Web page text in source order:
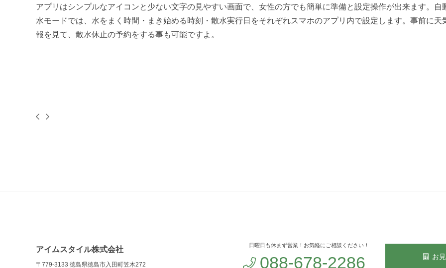
アプリはシンプルなアイコンと少ない文字の見やすい画面で、女性の方でも簡単に準備と設定操作が出来ます。自
水モードでは、水をまく時間・まき始める時刻・散水実行日をそれぞれスマホのアプリ内で設定します。事前に天
報を見て、散水休止の予約をする事も可能ですよ。
アイムスタイル株式会社
〒779-3133 徳島県徳島市入田町笠木272
日曜日も休まず営業！お気軽にご相談ください！
088-678-2286 お